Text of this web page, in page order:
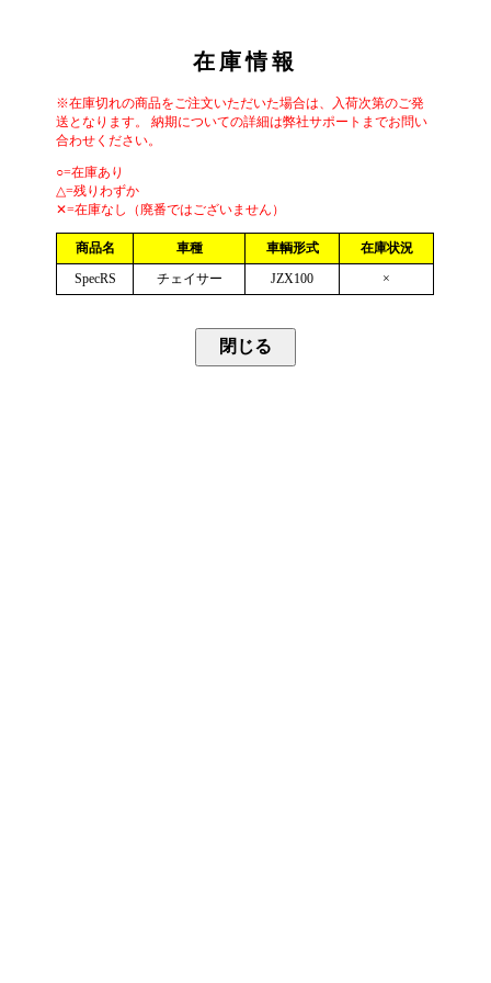
在庫情報
※在庫切れの商品をご注文いただいた場合は、入荷次第のご発
送となります。 納期についての詳細は弊社サポートまでお問い
合わせください。
○=在庫あり
△=残りわずか
✕=在庫なし（廃番ではございません）
商品名 車種 車輌形式
在庫状況
SpecRS
チェイサー JZX100 ×